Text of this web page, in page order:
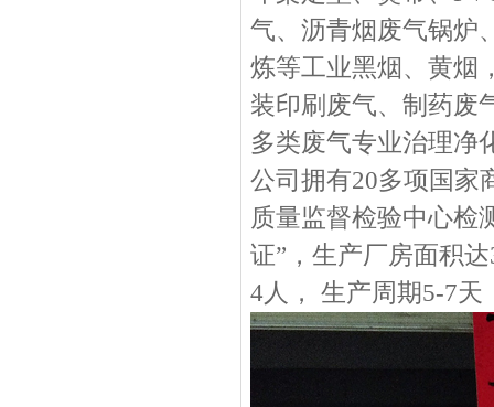
气、沥青烟废气锅炉
炼等工业黑烟、黄烟
装印刷废气、制药废
多类废气专业治理净
公司拥有20多项国家
质量监督检验中心检
证”，生产厂房面积
4人， 生产周期5-7天